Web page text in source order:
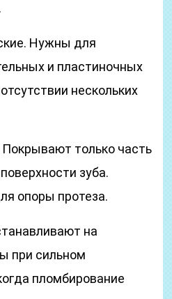
Нужны для
и пластиночных
нескольких
Покрывают только часть
зуба.
опоры протеза.
на
при сильном
пломбирование